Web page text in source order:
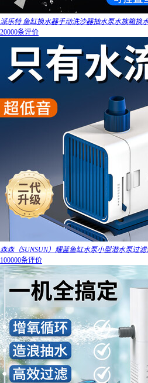
派乐特 鱼缸换水器手动洗沙器抽水泵水族箱换
20000条评价
森森（SUNSUN）耀蓝鱼缸水泵小型潜水泵过滤
100000条评价